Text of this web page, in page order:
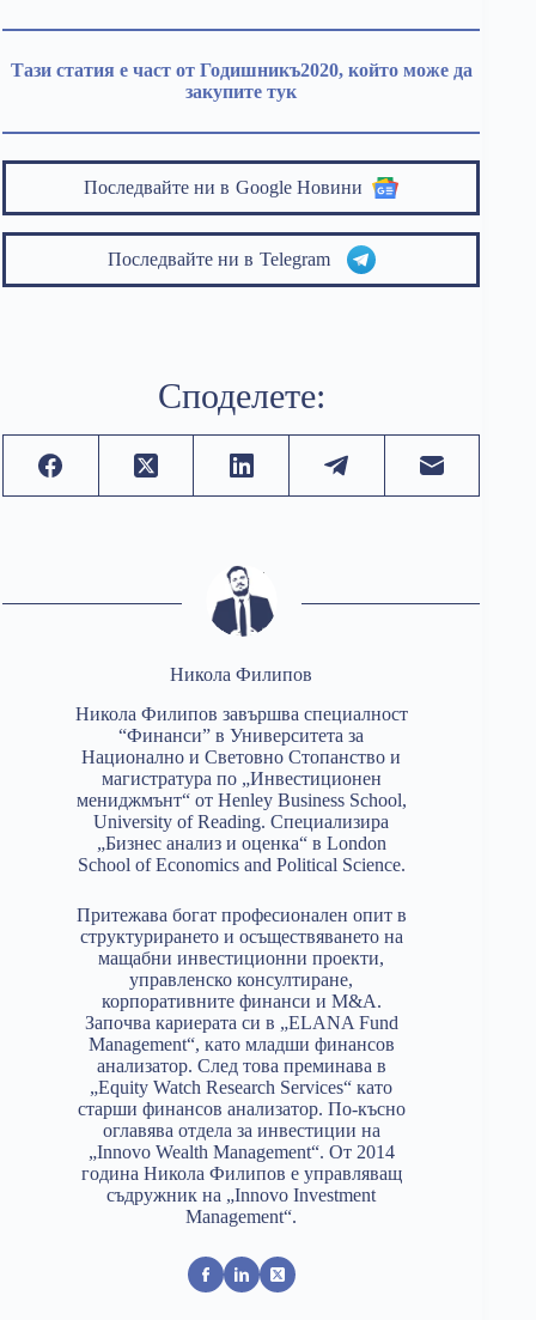
Тази статия е част от Годишникъ2020, който може да
закупите тук
Последвайте ни в Google Новини
Последвайте ни в Telegram
Споделете:
Никола Филипов
Никола Филипов завършва специалност
“Финанси” в Университета за
Национално и Световно Стопанство и
магистратура по „Инвестиционен
мениджмънт“ от Henley Business School,
University of Reading. Специализира
„Бизнес анализ и оценка“ в London
School of Economics and Political Science.
Притежава богат професионален опит в
структурирането и осъществяването на
мащабни инвестиционни проекти,
управленско консултиране,
корпоративните финанси и M&A.
Започва кариерата си в „ELANA Fund
Management“, като младши финансов
анализатор. След това преминава в
„Equity Watch Research Services“ като
старши финансов анализатор. По-късно
оглавява отдела за инвестиции на
„Innovo Wealth Management“. От 2014
година Никола Филипов е управляващ
съдружник на „Innovo Investment
Management“.